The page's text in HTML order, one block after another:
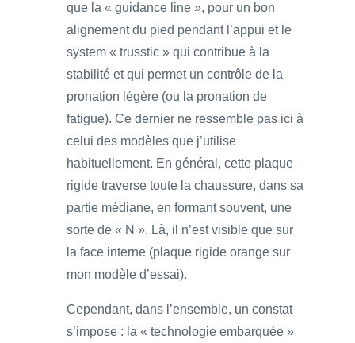
que la « guidance line », pour un bon
alignement du pied pendant l’appui et le
system « trusstic » qui contribue à la
stabilité et qui permet un contrôle de la
pronation légère (ou la pronation de
fatigue). Ce dernier ne ressemble pas ici à
celui des modèles que j’utilise
habituellement. En général, cette plaque
rigide traverse toute la chaussure, dans sa
partie médiane, en formant souvent, une
sorte de « N ». Là, il n’est visible que sur
la face interne (plaque rigide orange sur
mon modèle d’essai).
Cependant, dans l’ensemble, un constat
s’impose : la « technologie embarquée »